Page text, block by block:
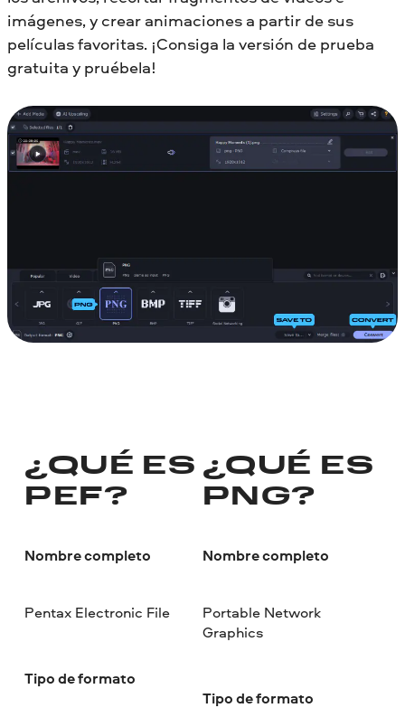
imágenes, y crear animaciones a partir de sus
películas favoritas. ¡Consiga la versión de prueba
gratuita y pruébela!
¿QUÉ ES
PEF?
Nombre completo
Pentax Electronic File
Tipo de formato
¿QUÉ ES
PNG?
Nombre completo
Portable Network
Graphics
Tipo de formato